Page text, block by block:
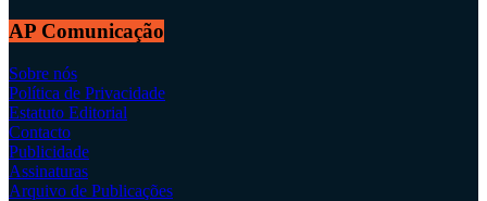
AP Comunicação
Sobre nós
Política de Privacidade
Estatuto Editorial
Contacto
Publicidade
Assinaturas
Arquivo de Publicações